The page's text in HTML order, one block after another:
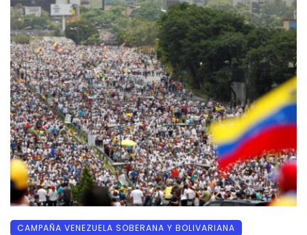
CAMPAÑA VENEZUELA SOBERANA Y BOLIVARIANA